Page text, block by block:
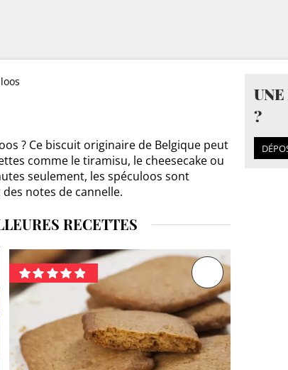
? Ce biscuit originaire de Belgique peut
comme le tiramisu, le cheesecake ou
seulement, les spéculoos sont
notes de cannelle.
RECETTES
?